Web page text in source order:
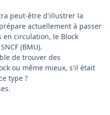
peut-être d'illustrer la
actuellement à passer
en circulation, le Block
(BMU).
de trouver des
ou même mieux, s'il était
type ?